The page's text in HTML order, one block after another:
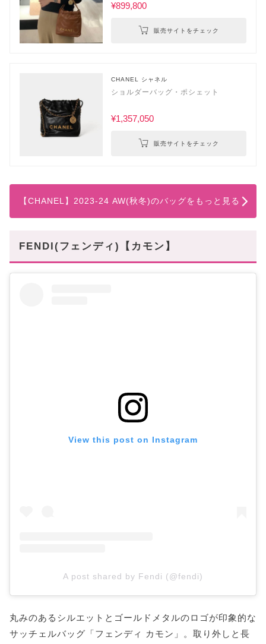
¥899,800
販売サイトをチェック
CHANEL シャネル
ショルダーバッグ・ポシェット
¥1,357,050
販売サイトをチェック
【CHANEL】2023-24 AW(秋冬)のバッグをもっと見る
FENDI(フェンディ)【カモン】
View this post on Instagram
A post shared by Fendi (@fendi)
丸みのあるシルエットとゴールドメタルのロゴが印象的な
サッチェルバッグ「フェンディ カモン」。取り外しと長